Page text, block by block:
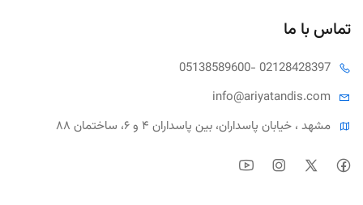
تماس با ما
05138589600- 02128428397
info@ariyatandis.com
مشهد ، خیابان پاسداران، بین پاسداران ۴ و ۶، ساختمان ۸۸